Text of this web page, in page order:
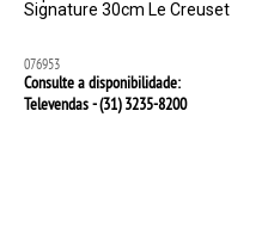
Signature 30cm Le Creuset
076953
Consulte a disponibilidade:
Televendas - (31)3235-8200